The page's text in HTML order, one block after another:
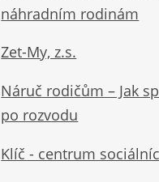
náhradním rodinám
Zet-My, z.s.
Náruč rodičům – Jak
po rozvodu
Klíč - centrum